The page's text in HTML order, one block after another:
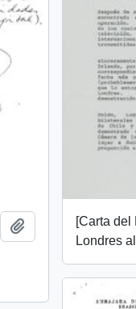
Añadir al[Carta del
Londres